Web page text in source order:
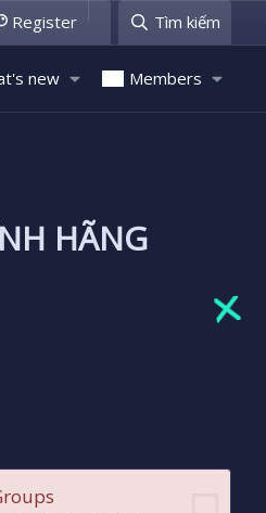
Register Tìm kiếm
new Members
HÃNG